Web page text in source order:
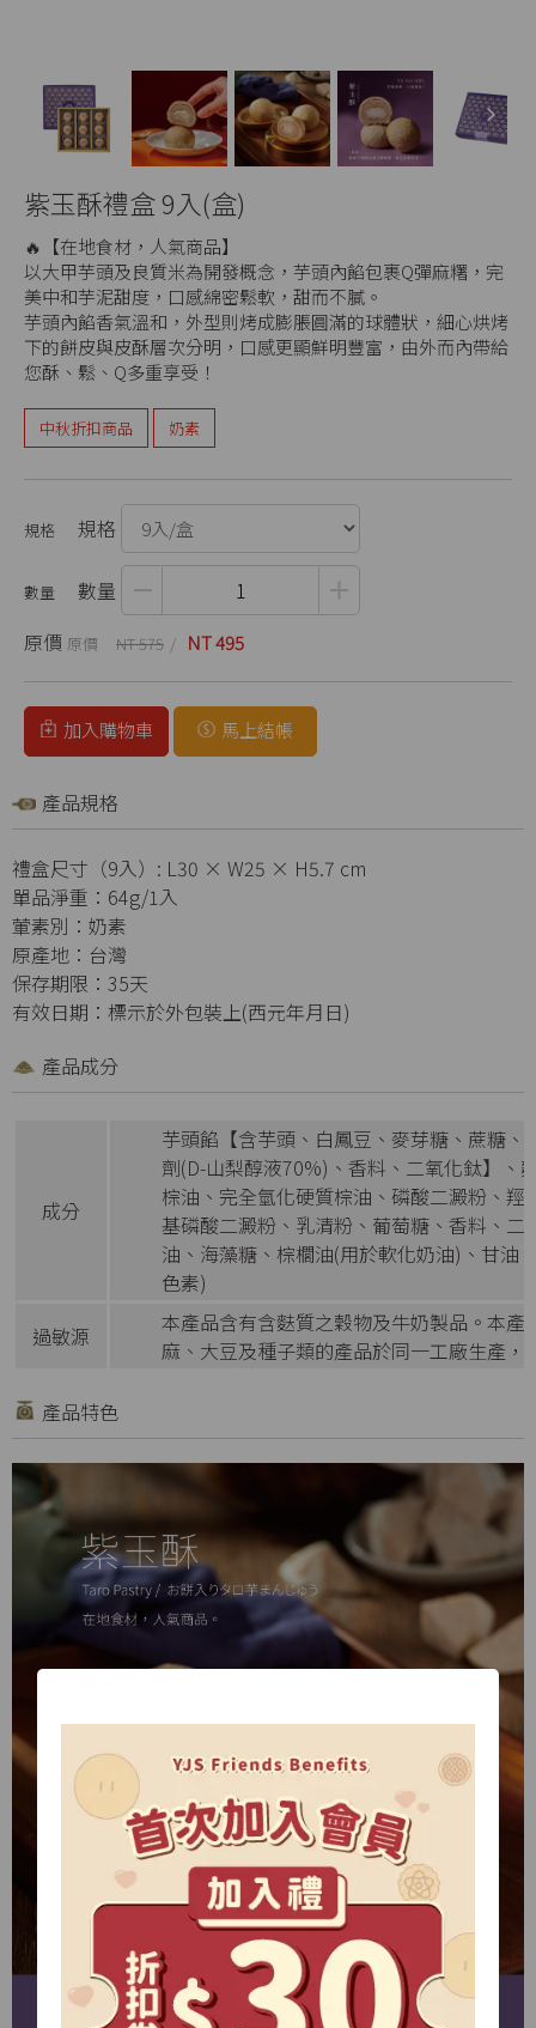
Next
紫玉酥禮盒 9入(盒)
🔥【在地食材，人氣商品】
以大甲芋頭及良質米為開發概念，芋頭內餡包裹Q彈麻糬，完
美中和芋泥甜度，口感綿密鬆軟，甜而不膩。
芋頭內餡香氣溫和，外型則烤成膨脹圓滿的球體狀，細心烘烤
下的餅皮與皮酥層次分明，口感更顯鮮明豐富，由外而內帶給
您酥、鬆、Q多重享受！
中秋折扣商品 奶素
規格
數量
原價
NT 575 NT 495
加入購物車 馬上結帳
產品規格
禮盒尺寸（9入）: L30 × W25 × H5.7 cm
單品淨重：64g/1入
葷素別：奶素
原產地：台灣
保存期限：35天
有效日期：標示於外包裝上(西元年月日)
產品成分
成分
芋頭餡【含芋頭、白鳳豆、麥芽糖、蔗糖
劑(D-山梨醇液70%)、香料、二氧化鈦】、
棕油、完全氫化硬質棕油、磷酸二澱粉、
基磷酸二澱粉、乳清粉、葡萄糖、香料、
油、海藻糖、棕櫚油(用於軟化奶油)、甘油
色素)
過敏源
本產品含有含麩質之穀物及牛奶製品。本
麻、大豆及種子類的產品於同一工廠生產，
產品特色